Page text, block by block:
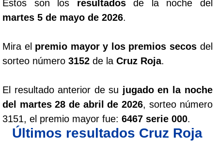
Saman de la suerte
Sinuano Día
Estos son los resultadosde la noche del
martes 5 de mayo de 2026.
Mira el premio mayor y los premios secosdel
sorteo número 3152 de la Cruz Roja.
El resultado anterior de su jugado en la noche
del martes 28 de abril de 2026, sorteo número
3151, el premio mayor fue: 6467 serie 000.
Últimos resultados Cruz Roja